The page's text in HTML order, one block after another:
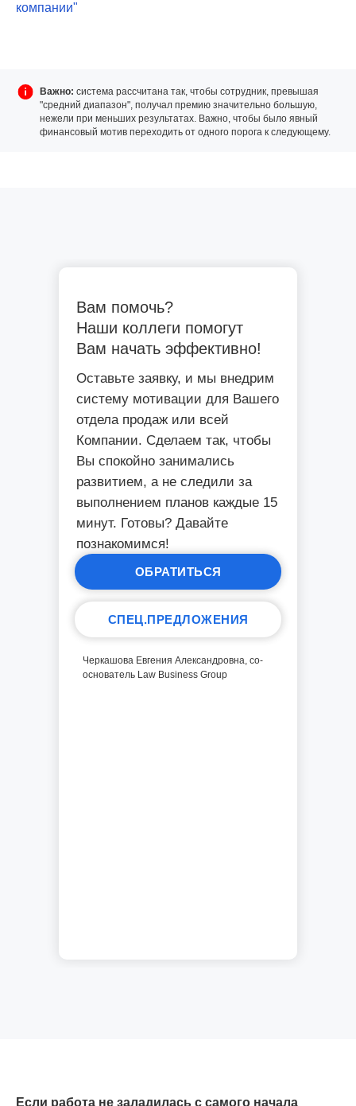
компании"
Важно: система рассчитана так, чтобы сотрудник, превышая
"средний диапазон", получал премию значительно большую,
нежели при меньших результатах. Важно, чтобы было явный
финансовый мотив переходить от одного порога к следующему.
Оставьте заявку, и мы внедрим
систему мотивации для Вашего
отдела продаж или всей
Компании. Сделаем так, чтобы
Вы спокойно занимались
развитием, а не следили за
выполнением планов каждые 15
минут. Готовы? Давайте
познакомимся!
Вам помочь?
Наши коллеги помогут
Вам начать эффективно!
ОБРАТИТЬСЯ
СПЕЦ.ПРЕДЛОЖЕНИЯ
Черкашова Евгения Александровна, со-
основатель Law Business Group
Если работа не заладилась с самого начала